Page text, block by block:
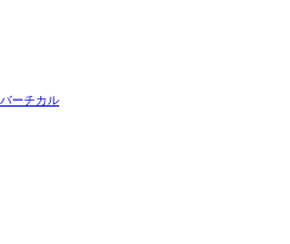
バーチカル